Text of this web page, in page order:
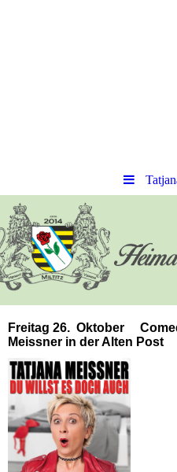
Freitag 26. Oktober
Meissner in der Alten Post